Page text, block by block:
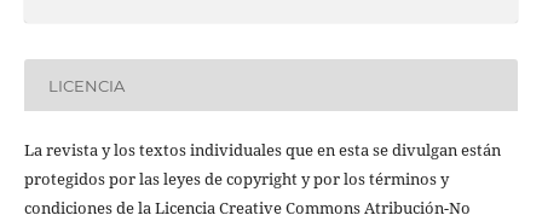
LICENCIA
La revista y los textos individuales que en esta se divulgan están
protegidos por las leyes de copyright y por los términos y
condiciones de la Licencia Creative Commons Atribución-No